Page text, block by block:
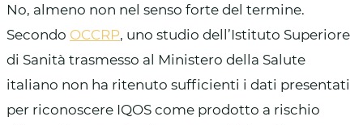
No, almeno non nel senso forte del termine.
Secondo OCCRP, uno studio dell’Istituto Superiore
di Sanità trasmesso al Ministero della Salute
italiano non ha ritenuto sufficienti i dati presentati
per riconoscere IQOS come prodotto a rischio